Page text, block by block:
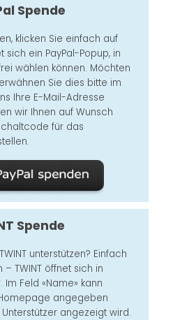
Spende
klicken Sie einfach auf
sich ein PayPal-Popup, in
wählen können. Möchten
Sie dies bitte im
Ihre E-Mail-Adresse
wir Ihnen auf Wunsch
für das
Spende
unterstützen? Einfach
TWINT öffnet sich in
Feld «Name» kann
angegeben
angezeigt wird.